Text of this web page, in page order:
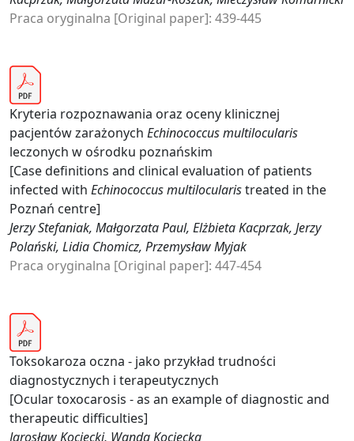
Praca oryginalna [Original paper]: 439-445
Kryteria rozpoznawania oraz oceny klinicznej
pacjentów zarażonych Echinococcus multilocularis
leczonych w ośrodku poznańskim
[Case definitions and clinical evaluation of patients
infected with Echinococcus multilocularistreated in the
Poznań centre]
Jerzy Stefaniak, Małgorzata Paul, Elżbieta Kacprzak, Jerzy
Polański, Lidia Chomicz, Przemysław Myjak
Praca oryginalna [Original paper]: 447-454
Toksokaroza oczna - jako przykład trudności
diagnostycznych i terapeutycznych
[Ocular toxocarosis - as an example of diagnostic and
therapeutic difficulties]
Jarosław Kocięcki, Wanda Kocięcka